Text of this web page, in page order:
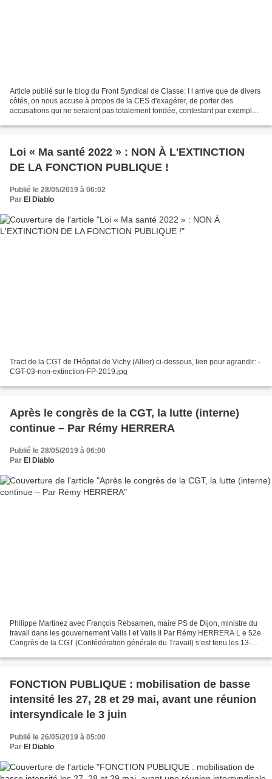
Article publié sur le blog du Front Syndical de Classe: I l arrive que de divers
côtés, on nous accuse à propos de la CES d'exagérer, de porter des
accusations qui ne seraient pas totalement fondée, contestant par exemple
Loi « Ma santé 2022 » : NON À L'EXTINCTION
DE LA FONCTION PUBLIQUE !
Publié le 28/05/2019 à 06:02
Par El Diablo
Tract de la CGT de l'Hôpital de Vichy (Allier) ci-dessous, lien pour agrandir: -
CGT-03-non-extinction-FP-2019.jpg
Après le congrès de la CGT, la lutte (interne)
continue – Par Rémy HERRERA
Publié le 28/05/2019 à 06:00
Par El Diablo
Philippe Martinez avec François Rebsamen, maire PS de Dijon, ministre du
travail dans les gouvernement Valls I et Valls II Par Rémy HERRERA L e 52e
Congrès de la CGT (Confédération générale du Travail) s’est tenu les 13-17
FONCTION PUBLIQUE : mobilisation de basse
intensité les 27, 28 et 29 mai, avant une réunion
intersyndicale le 3 juin
Publié le 26/05/2019 à 05:00
Par El Diablo